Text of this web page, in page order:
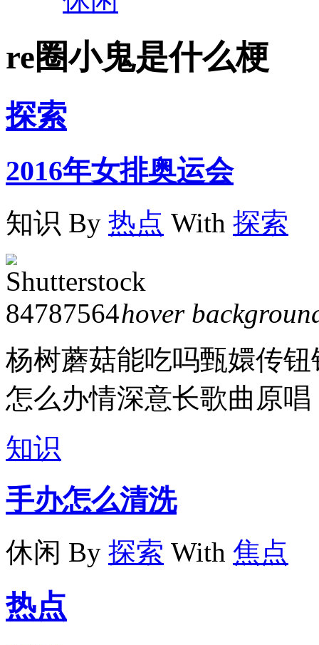
re圈小鬼是什么梗
探索
2016年女排奥运会
知识 By 热点 With 探索
hover
杨树蘑菇能吃吗甄嬛传
怎么办情深意长歌曲原唱
知识
手办怎么清洗
休闲 By 探索 With 焦点
热点